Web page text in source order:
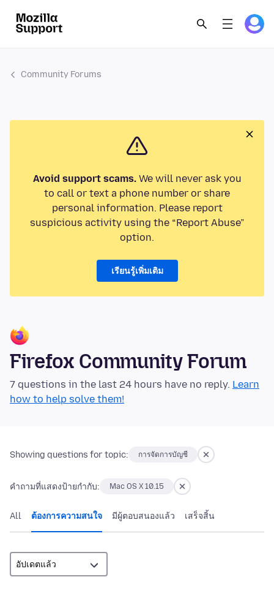
Community Forums
Avoid support scams.We will never ask you
to call or text a phone number or share
personal information. Please report
suspicious activity using the “Report Abuse”
option.
เรียนรู้เพิ่มเติม
Firefox Community Forum
7 questions in the last 24 hours have no reply. Learn
how to help solve them!
Showing questions for topic: การจัดการบัญชี
คำถามที่แสดงป้ายกำกับ: Mac OS X 10.15
All ต้องการความสนใจ มีผู้ตอบสนองแล้ว เสร็จสิ้น